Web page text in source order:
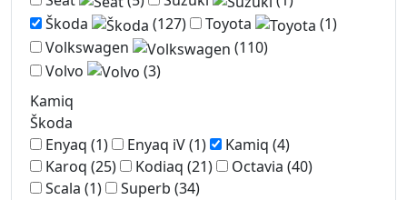
Škoda
(127) Toyota
(1)
Volkswagen
(110)
Volvo
(3)
Kamiq
Škoda
Enyaq (1) Enyaq iV(1) Kamiq (4)
Karoq (25) Kodiaq (21) Octavia (40)
Scala (1) Superb (34)